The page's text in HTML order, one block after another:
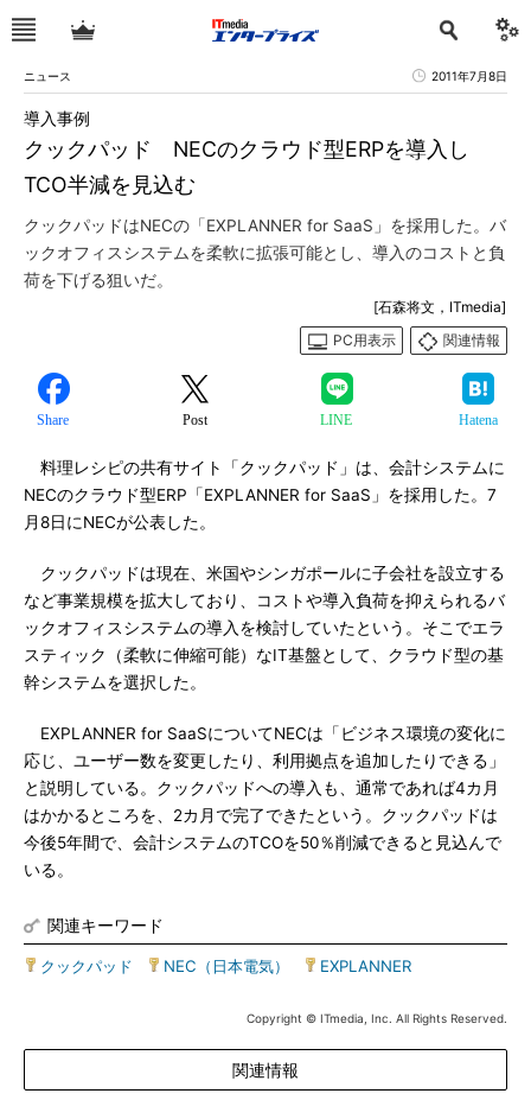
ニュース 2011年7月8日
クックパッド NECのクラウド型ERPを導入し
TCO半減を見込む
導入事例
クックパッドはNECの「EXPLANNER for SaaS」を採用した。バ
ックオフィスシステムを柔軟に拡張可能とし、導入のコストと負
荷を下げる狙いだ。
[石森将文，ITmedia]
PC用表示
関連情報
Share Post LINE Hatena
料理レシピの共有サイト「クックパッド」は、会計システムに
NECのクラウド型ERP「EXPLANNER for SaaS」を採用した。7
月8日にNECが公表した。
クックパッドは現在、米国やシンガポールに子会社を設立する
など事業規模を拡大しており、コストや導入負荷を抑えられるバ
ックオフィスシステムの導入を検討していたという。そこでエラ
スティック（柔軟に伸縮可能）なIT基盤として、クラウド型の基
幹システムを選択した。
EXPLANNER for SaaSについてNECは「ビジネス環境の変化に
応じ、ユーザー数を変更したり、利用拠点を追加したりできる」
と説明している。クックパッドへの導入も、通常であれば4カ月
はかかるところを、2カ月で完了できたという。クックパッドは
今後5年間で、会計システムのTCOを50％削減できると見込んで
いる。
関連キーワード
クックパッド NEC（日本電気） EXPLANNER
Copyright © ITmedia, Inc. All Rights Reserved.
関連情報